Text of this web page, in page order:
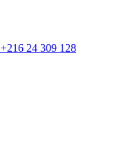
+216 24 309 128